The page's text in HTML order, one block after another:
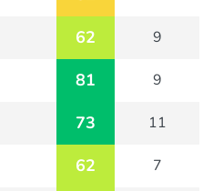
62 9
81 9
73 11
62 7